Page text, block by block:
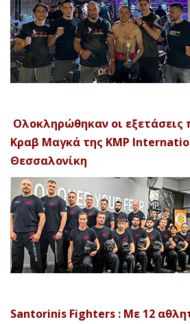
Ολοκληρώθηκαν οι εξετάσεις
Κραβ Μαγκά της KMP
Θεσσαλονίκη
Santorinis Fighters : Με 12